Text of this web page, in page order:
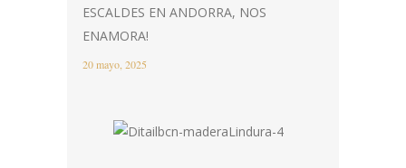
ESCALDES EN ANDORRA, NOS
ENAMORA!
20 mayo, 2025